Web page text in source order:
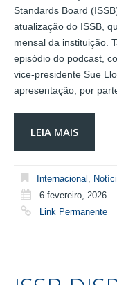
Standards Board
atualização do ISSB,
mensal da instituição.
episódio do podcast,
vice-presidente Sue
apresentação, por
LEIA MAIS
Internacional
6 fevereiro, 2026
Link Permanente